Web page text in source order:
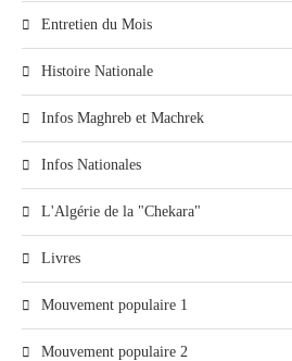
Entretien du Mois
Histoire Nationale
Infos Maghreb et Machrek
Infos Nationales
L'Algérie de la "Chekara"
Livres
Mouvement populaire 1
Mouvement populaire 2